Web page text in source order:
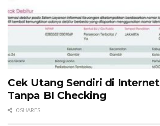
Cek Utang Sendiri di Internet
Tanpa BI Checking
0 SHARES